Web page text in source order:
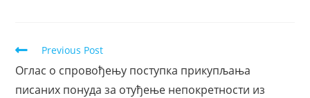
Previous Post
Оглас о спровођењу поступка прикупљања
писаних понуда за отуђење непокретности из